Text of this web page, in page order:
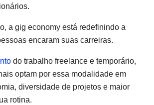
a gig economy está redefinindo a
encaram suas carreiras.
do trabalho freelance e temporário,
optam por essa modalidade em
diversidade de projetos e maior
rotina.